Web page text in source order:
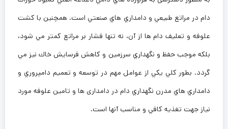
دام در مراتع طبيعي و دامداري هاي صنعتي است. همچنین با كشت
علوفه و تعليف دام ها از آن، نه تنها فشار بر مراتع كمتر مي شود،
بلكه موجب حفظ و نگهداري سرزمين و كاهش فرسايش خاك نيز مي
گردد. بطور كلي يكي از عوامل مهم در توسعه و تعميم دامپروري و
دامداري هاي مدرن نگهداري دام در دامداری ها و تامين علوفه مورد
نياز جهت تغذيه كافي و مناسب آنها است.